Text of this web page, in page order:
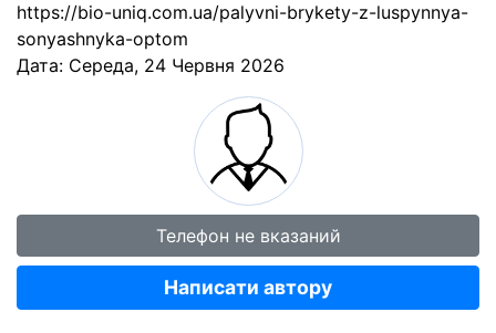
https://bio-uniq.com.ua/palyvni-brykety-z-luspynnya-
sonyashnyka-optom
Дата: Середа, 24 Червня 2026
Телефон не вказаний
Написати автору